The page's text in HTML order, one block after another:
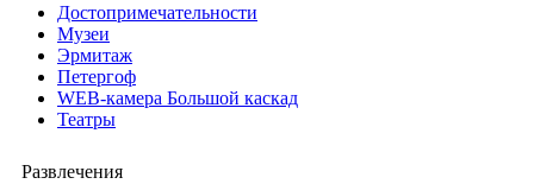
Достопримечательности
Музеи
Эрмитаж
Петергоф
WEB-камера Большой каскад
Театры
Развлечения